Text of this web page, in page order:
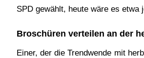
SPD gewählt, heute wäre es etwa
Broschüren verteilen an der
Einer, der die Trendwende mit